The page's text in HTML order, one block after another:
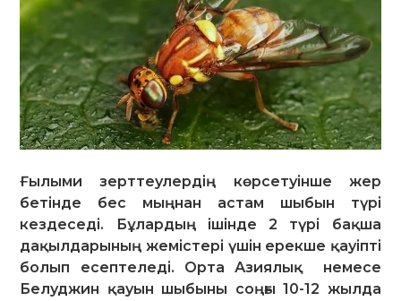
Ғылыми зерттеулердің көрсетуінше жер
бетінде бес мыңнан астам шыбын түрі
кездеседі. Бұлардың ішінде 2 түрі бақша
дақылдарының жемістері үшін ерекше қауіпті
болып есептеледі. Орта Азиялық немесе
Белуджин қауын шыбыны соңғы 10-12 жылда